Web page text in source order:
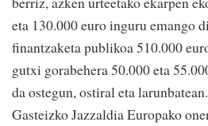
eta 130.000 euro inguru emango
finantzaketa publikoa 510.000
gutxi gorabehera 50.000 eta
da ostegun, ostiral eta larunbatean.
Gasteizko Jazzaldia Europako